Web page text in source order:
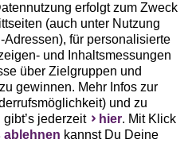
erfolgt zum Zweck
(auch unter Nutzung
für personalisierte
und Inhaltsmessungen
über Zielgruppen und
gewinnen. Mehr Infos zur
und zu
jederzeit
hier. Mit Klick
ablehnen kannst Du Deine